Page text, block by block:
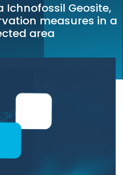
Ichnofossil Geosite,
measures in a
area